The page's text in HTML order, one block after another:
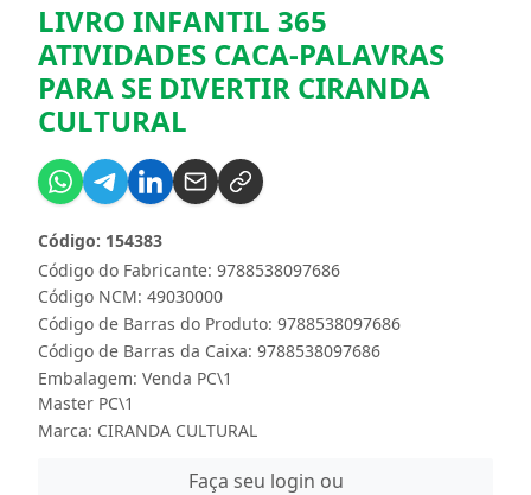
LIVRO INFANTIL 365
ATIVIDADES CACA-PALAVRAS
PARA SE DIVERTIR CIRANDA
CULTURAL
Código do Fabricante: 9788538097686
Código: 154383
Código NCM: 49030000
Código de Barras do Produto: 9788538097686
Código de Barras da Caixa: 9788538097686
Embalagem: Venda PC\1
Master PC\1
Marca: CIRANDA CULTURAL
Faça seu login ou